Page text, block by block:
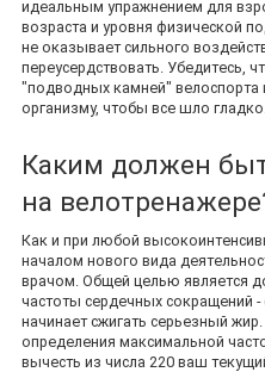
идеальным упражнением для
возраста и уровня физической
не оказывает сильного
переусердствовать. Убедитесь,
"подводных камней" велоспорта
организму, чтобы все шло гладко.
Каким должен
на
Как и при любой
началом нового вида
врачом. Общей целью является
частоты сердечных сокращений
начинает сжигать серьезный
определения максимальной
вычесть из числа 220 ваш